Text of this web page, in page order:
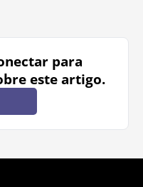
para
este artigo.